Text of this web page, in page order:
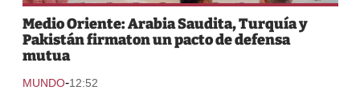
Medio Oriente: Arabia Saudita, Turquía y
Pakistán firmaton un pacto de defensa
mutua
MUNDO-12:52